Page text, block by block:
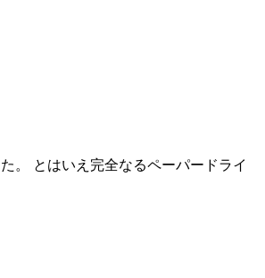
。 とはいえ完全なるペーパードライ